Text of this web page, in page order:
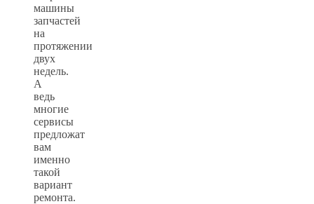
машины
запчастей
на
протяжении
двух
недель.
А
ведь
многие
сервисы
предложат
вам
именно
такой
вариант
ремонта.